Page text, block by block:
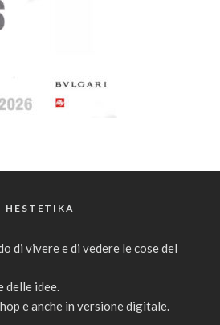
HESTETIKA
di vivere e di vedere le cose del
delle idee.
e anche in versione digitale.